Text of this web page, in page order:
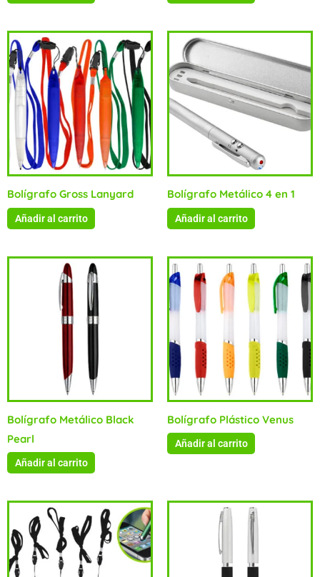
Bolígrafo Gross Lanyard
Añadir al carrito
Bolígrafo Metálico 4 en 1
Añadir al carrito
Bolígrafo Metálico Black
Pearl
Añadir al carrito
Bolígrafo Plástico Venus
Añadir al carrito